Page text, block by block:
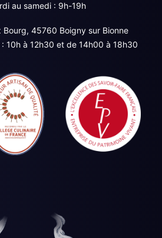
au samedi : 9h-19h
Bourg, 45760 Boigny sur Bionne
10h à 12h30 et de 14h00 à 18h30